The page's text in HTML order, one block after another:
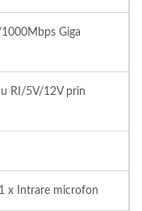
Giga
RI/5V/12V prin
x Intrare microfon